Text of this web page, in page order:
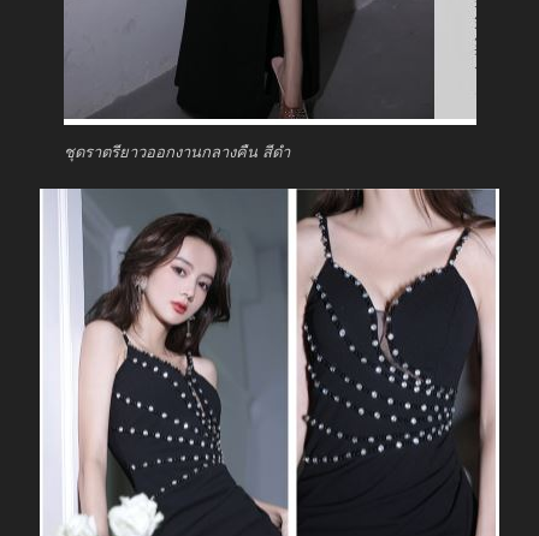
ชุดราตรียาวออกงานกลางคืน สีดำ